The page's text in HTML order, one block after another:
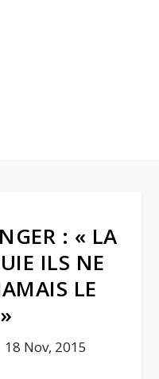
: « LA
ILS NE
LE
18 Nov, 2015